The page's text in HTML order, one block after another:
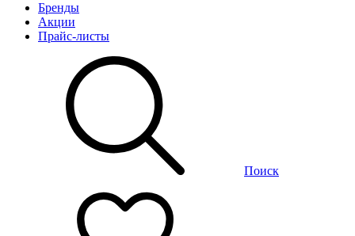
Бренды
Акции
Прайс-листы
Поиск